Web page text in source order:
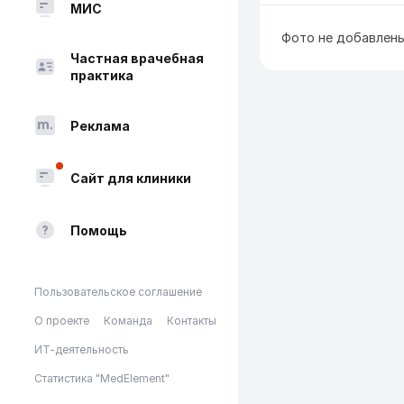
МИС
Частная врачебная
практика
Реклама
Сайт для клиники
Помощь
Пользовательское соглашение
О проекте Команда Контакты
ИТ-деятельность
Статистика "MedElement"
Фото не